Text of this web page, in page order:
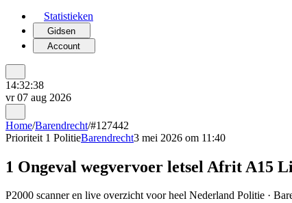
Statistieken
Gidsen
Account
14:32:38
vr 07 aug 2026
Home/Barendrecht/#127442
Prioriteit 1 PolitieBarendrecht3 mei 2026 om 11:40
1 Ongeval wegvervoer letsel Afrit A15
P2000 scanner en live overzicht voor heel Nederland Politie ·